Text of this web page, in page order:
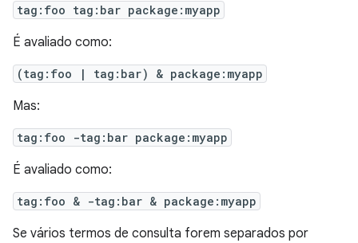
tag:foo tag:bar package:myapp
É avaliado como:
(tag:foo | tag:bar) & package:myapp
Mas:
tag:foo -tag:bar package:myapp
É avaliado como:
tag:foo & -tag:bar & package:myapp
Se vários termos de consulta forem separados por